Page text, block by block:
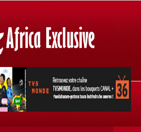
@TV5MONDE, dans les bouquets
potoana tsara indrindra ho